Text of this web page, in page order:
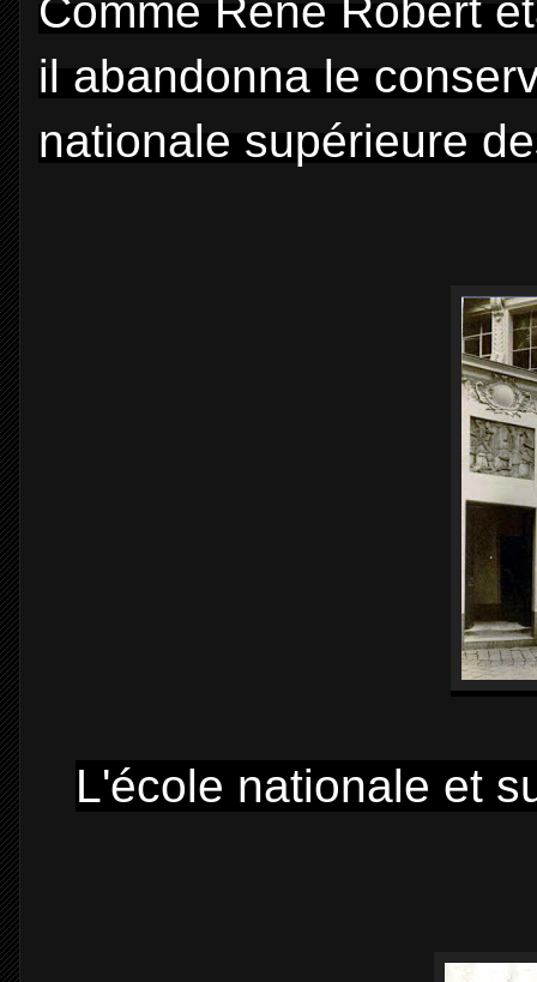
Comme René Robert
il abandonna le
nationale supérieure
L'école nationale et